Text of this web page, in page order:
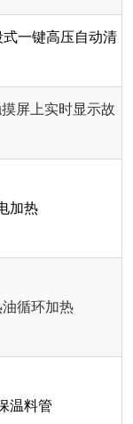
一键高压自动清
屏上实时显示故
加热
循环加热
温料管